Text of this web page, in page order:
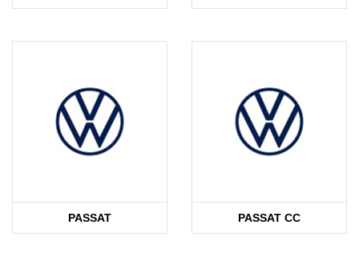
PASSAT PASSAT CC